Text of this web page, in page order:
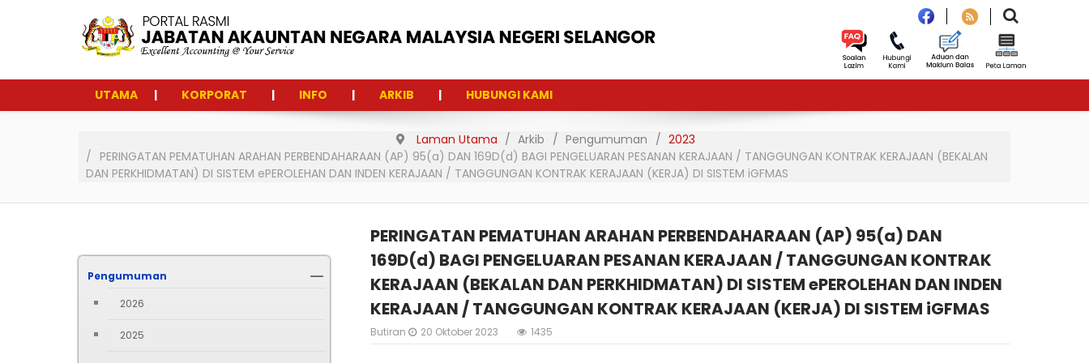
UTAMA KORPORAT INFO ARKIB HUBUNGI KAMI
Laman Utama Arkib Pengumuman
2023
PERINGATAN PEMATUHAN ARAHAN PERBENDAHARAAN (AP) 95(a) DAN 169D(d) BAGI PENGELUARAN PESANAN KERAJAAN / TANGGUNGAN KONTRAK KERAJAAN (BEKALAN
DAN PERKHIDMATAN) DI SISTEM ePEROLEHAN DAN INDEN KERAJAAN / TANGGUNGAN KONTRAK KERAJAAN (KERJA) DI SISTEM iGFMAS
Pengumuman
2026
2025
PERINGATAN PEMATUHAN ARAHAN PERBENDAHARAAN (AP) 95(a) DAN
169D(d) BAGI PENGELUARAN PESANAN KERAJAAN / TANGGUNGAN KONTRAK
KERAJAAN (BEKALAN DAN PERKHIDMATAN) DI SISTEM ePEROLEHAN DAN INDEN
KERAJAAN / TANGGUNGAN KONTRAK KERAJAAN (KERJA) DI SISTEM iGFMAS
Butiran 20 Oktober 2023 1435